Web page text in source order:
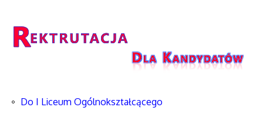
Do I Liceum Ogólnokształcącego